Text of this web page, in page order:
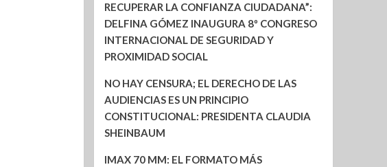
RECUPERAR LA CONFIANZA CIUDADANA”:
DELFINA GÓMEZ INAUGURA 8º CONGRESO
INTERNACIONAL DE SEGURIDAD Y
PROXIMIDAD SOCIAL
NO HAY CENSURA; EL DERECHO DE LAS
AUDIENCIAS ES UN PRINCIPIO
CONSTITUCIONAL: PRESIDENTA CLAUDIA
SHEINBAUM
IMAX 70 MM: EL FORMATO MÁS